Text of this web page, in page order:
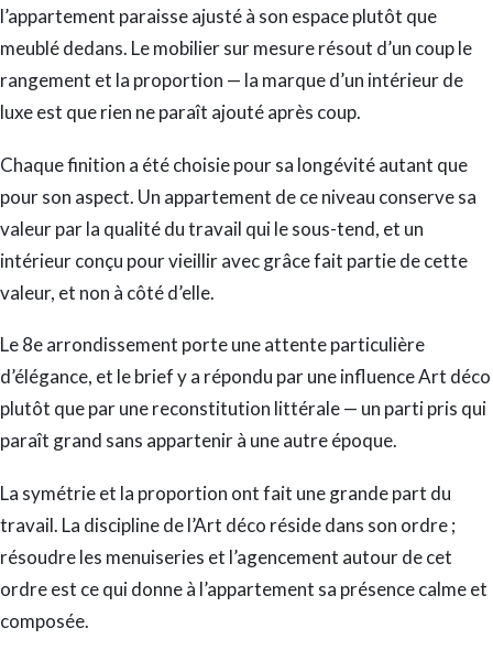
l’appartement paraisse ajusté à son espace plutôt que
meublé dedans. Le mobilier sur mesure résout d’un coup le
rangement et la proportion — la marque d’un intérieur de
luxe est que rien ne paraît ajouté après coup.
Chaque finition a été choisie pour sa longévité autant que
pour son aspect. Un appartement de ce niveau conserve sa
valeur par la qualité du travail qui le sous-tend, et un
intérieur conçu pour vieillir avec grâce fait partie de cette
valeur, et non à côté d’elle.
Le 8e arrondissement porte une attente particulière
d’élégance, et le brief y a répondu par une influence Art déco
plutôt que par une reconstitution littérale — un parti pris qui
paraît grand sans appartenir à une autre époque.
La symétrie et la proportion ont fait une grande part du
travail. La discipline de l’Art déco réside dans son ordre ;
résoudre les menuiseries et l’agencement autour de cet
ordre est ce qui donne à l’appartement sa présence calme et
composée.